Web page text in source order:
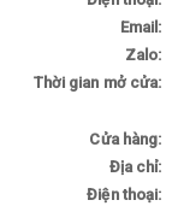
Email:
Zalo:
Thời gian mở cửa:
Cửa hàng:
Địa chỉ:
Điện thoại: